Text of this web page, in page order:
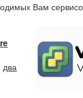
Вам
два